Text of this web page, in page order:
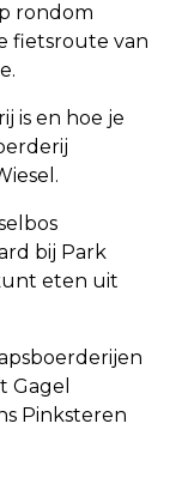
rondom
fietsroute van
is en hoe je
bij Park
eten uit
Gagel
Pinksteren